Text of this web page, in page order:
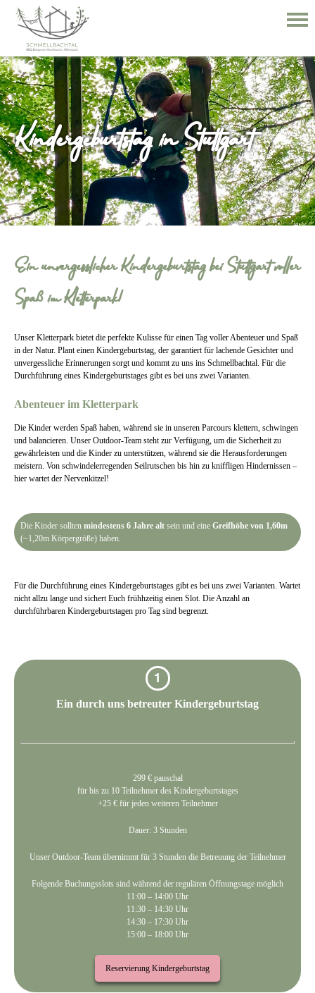
Kindergeburtstag in Stuttgart
Ein unvergesslicher Kindergeburtstag bei Stuttgart voller
Spaß im Kletterpark!
Unser Kletterpark bietet die perfekte Kulisse für einen Tag voller Abenteuer und Spaß
in der Natur. Plant einen Kindergeburtstag, der garantiert für lachende Gesichter und
unvergessliche Erinnerungen sorgt und kommt zu uns ins Schmellbachtal. Für die
Durchführung eines Kindergeburtstages gibt es bei uns zwei Varianten.
Abenteuer im Kletterpark
Die Kinder werden Spaß haben, während sie in unseren Parcours klettern, schwingen
und balancieren. Unser Outdoor-Team steht zur Verfügung, um die Sicherheit zu
gewährleisten und die Kinder zu unterstützen, während sie die Herausforderungen
meistern. Von schwindelerregenden Seilrutschen bis hin zu kniffligen Hindernissen –
hier wartet der Nervenkitzel!
Die Kinder sollten mindestens 6 Jahre altsein und eine Greifhöhe von 1,60m
(~1,20m Körpergröße) haben.
Für die Durchführung eines Kindergeburtstages gibt es bei uns zwei Varianten. Wartet
nicht allzu lange und sichert Euch frühhzeitig einen Slot. Die Anzahl an
durchführbaren Kindergeburtstagen pro Tag sind begrenzt.
1
Ein durch uns betreuter Kindergeburtstag
299 € pauschal
für bis zu 10 Teilnehmer des Kindergeburtstages
+25 € für jeden weiteren Teilnehmer
Dauer: 3 Stunden
Unser Outdoor-Team übernimmt für 3 Stunden die Betreuung der Teilnehmer
Folgende Buchungsslots sind während der regulären Öffnungstage möglich
11:00 – 14:00 Uhr
11:30 – 14:30 Uhr
14:30 – 17:30 Uhr
15:00 – 18:00 Uhr
Reservierung Kindergeburtstag